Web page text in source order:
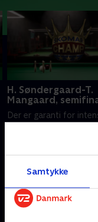
Samtykke
H. Søndergaard-T.
Mangaard,
Der er garanti for
titlen ved årets
Andre så også